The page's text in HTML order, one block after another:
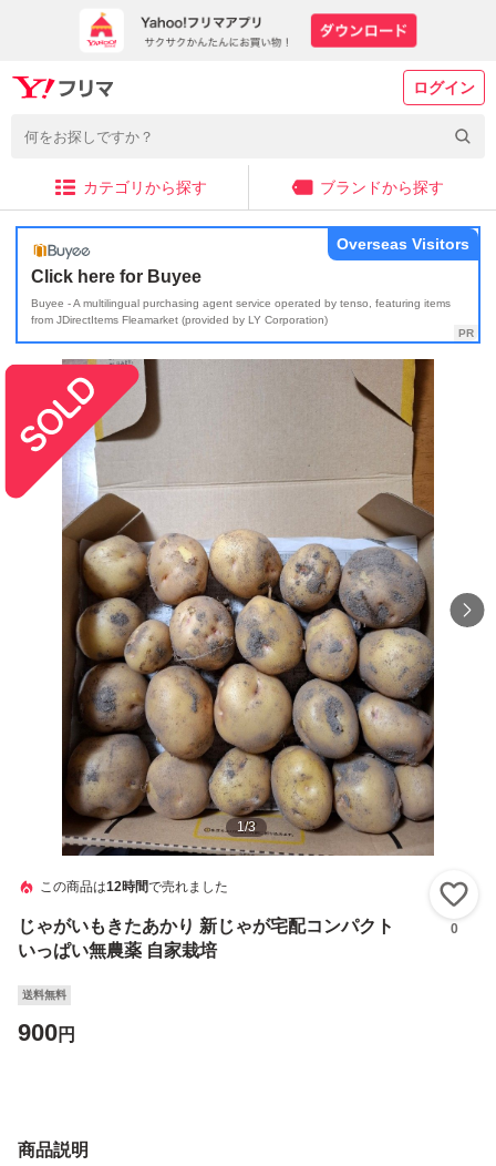
ログイン
カテゴリから探す ブランドから探す
Click here for Buyee
Buyee - A multilingual purchasing agent service operated by tenso, featuring items
from JDirectItems Fleamarket (provided by LY Corporation)
Overseas Visitors
1/3
この商品は12時間で売れました
じゃがいもきたあかり 新じゃが宅配コンパクト
いっぱい無農薬 自家栽培
0
送料無料
900円
商品説明